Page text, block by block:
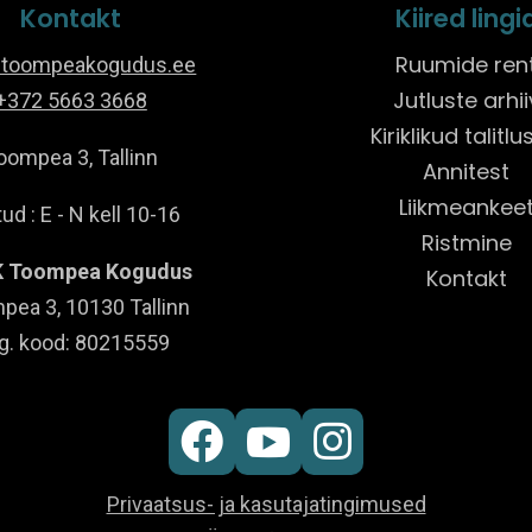
Kontakt
5663 3668
3, Tallinn
: E - N kell 10-16
Toompea Kogudus
3, 10130 Tallinn
kood: 80215559
Kiired
Ruumide
Jutluste
Kiriklikud
Annitest
Liikmeankeet
Ristmine
Kontakt
  
Privaatsus- ja kasutajatingimused